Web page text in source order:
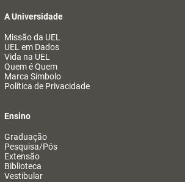
A Universidade
Missão da UEL
UEL em Dados
Vida na UEL
Quem é Quem
Marca Símbolo
Política de Privacidade
Ensino
Graduação
Pesquisa/Pós
Extensão
Biblioteca
Vestibular